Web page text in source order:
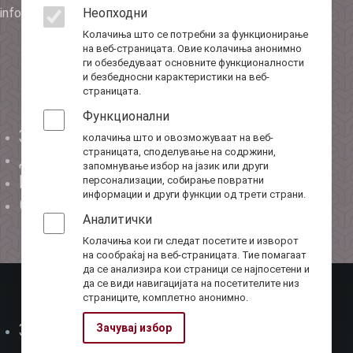
info@ota.mk
За нас
Директор
Буџет
Соработка
Закони
Неопходни
Колачиња што се потребни за функционирање
на веб-страницата. Овие колачиња анонимно
ги обезбедуваат основните функционалности
и безбедносни карактеристики на веб-
страницата.
Функционални
колачиња што и овозможуваат на веб-
страницата, споделување на содржини,
запомнување избор на јазик или други
персонализации, собирање повратни
информации и други функции од трети страни.
Аналитички
Колачиња кои ги следат посетите и изворот
на сообраќај на веб-страницата. Тие помагаат
да се анализира кои страници се најпосетени и
да се види навигацијата на посетителите низ
страниците, комплетно анонимно.
Зачувај избор